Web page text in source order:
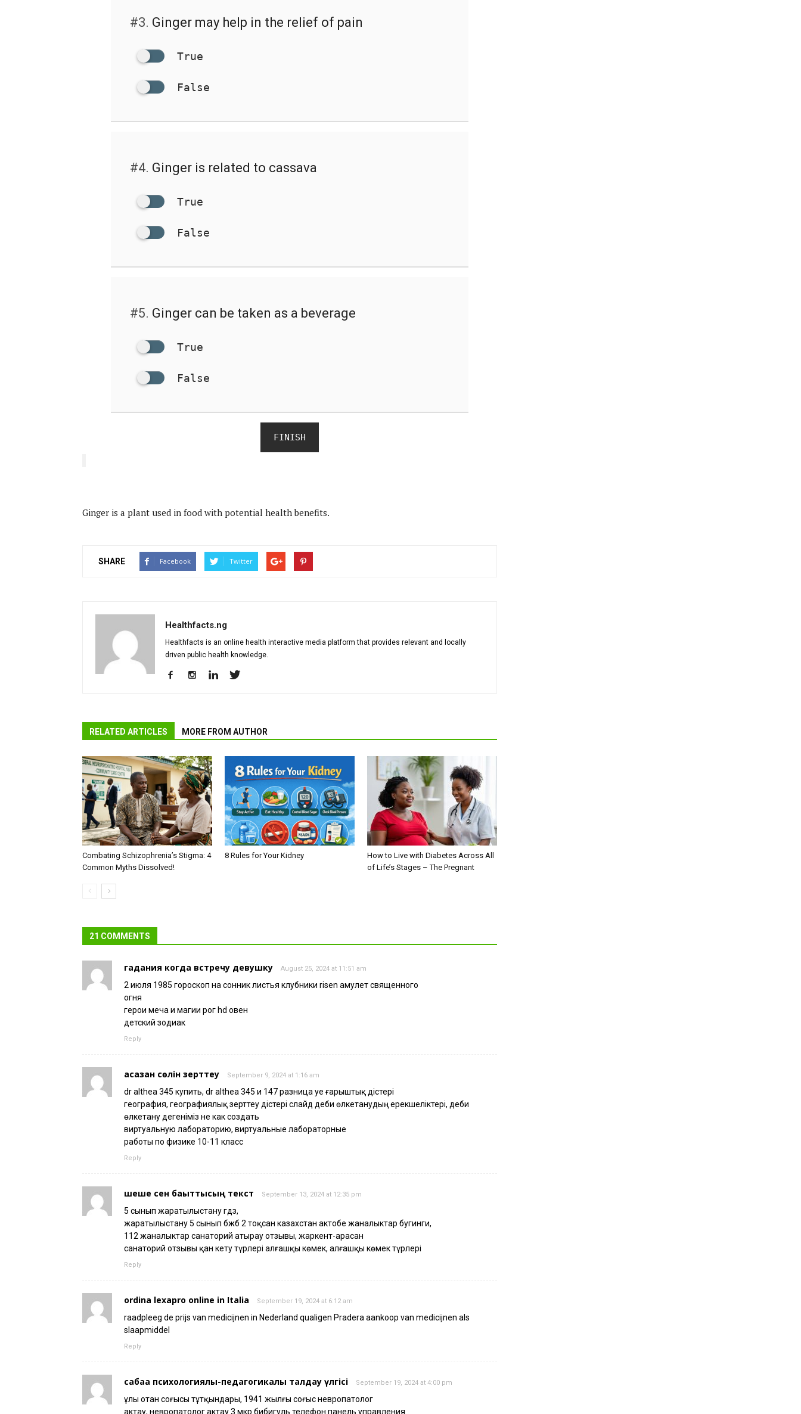
#3. Ginger may help in the relief of pain
True
False
#4. Ginger is related to cassava
True
False
#5. Ginger can be taken as a beverage
True
False
FINISH
Ginger is a plant used in food with potential health benefits.
SHARE Facebook Twitter
Healthfacts.ng
Healthfacts is an online health interactive media platform that provides relevant and locally
driven public health knowledge.
RELATED ARTICLES MORE FROM AUTHOR
Combating Schizophrenia’s Stigma: 4
Common Myths Dissolved!
8 Rules for Your Kidney
How to Live with Diabetes Across All
of Life’s Stages – The Pregnant
21 COMMENTS
гадания когда встречу девушку August 25, 2024 at 11:51 am
2 июля 1985 гороскоп на сонник листья клубники risen амулет священного
огня
герои меча и магии рог hd овен
детский зодиак
Reply
асқазан сөлін зерттеу September 9, 2024 at 1:16 am
dr althea 345 купить, dr althea 345 и 147 разница әуе ғарыштық әдістері
география, географиялық зерттеу әдістері слайд әдеби өлкетанудың ерекшеліктері, әдеби
өлкетану дегеніміз не как создать
виртуальную лабораторию, виртуальные лабораторные
работы по физике 10-11 класс
Reply
шеше сен бақыттысың текст September 13, 2024 at 12:35 pm
5 сынып жаратылыстану гдз,
жаратылыстану 5 сынып бжб 2 тоқсан казахстан актобе жаналыктар бугинги,
112 жаналыктар санаторий атырау отзывы, жаркент-арасан
санаторий отзывы қан кету түрлері алғашқы көмек, алғашқы көмек түрлері
Reply
ordina lexapro online in Italia September 19, 2024 at 6:12 am
raadpleeg de prijs van medicijnen in Nederland qualigen Pradera aankoop van medicijnen als
slaapmiddel
Reply
сабаққа психологиялық-педагогикалық талдау үлгісі September 19, 2024 at 4:00 pm
ұлы отан соғысы тұтқындары, 1941 жылғы соғыс невропатолог
актау, невропатолог актау 3 мкр бибигуль телефон панель управления